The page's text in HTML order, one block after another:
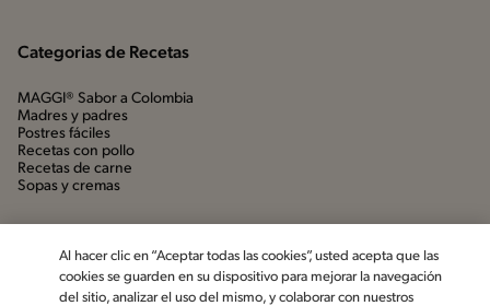
Categorias de Recetas
MAGGI® Sabor a Colombia
Madres y padres
Postres fáciles
Recetas con pollo
Recetas de carne
Sopas y cremas
Al hacer clic en “Aceptar todas las cookies”, usted acepta que las
cookies se guarden en su dispositivo para mejorar la navegación
del sitio, analizar el uso del mismo, y colaborar con nuestros